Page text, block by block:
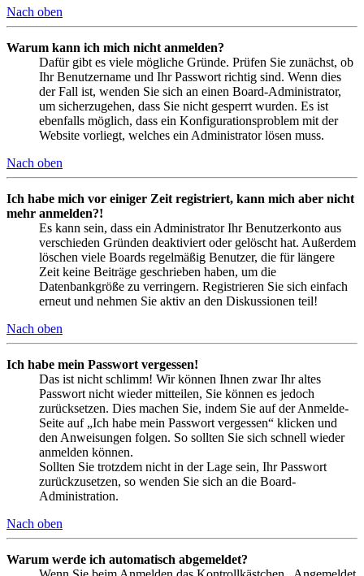
Nach oben
Warum kann ich mich nicht anmelden?
Dafür gibt es viele mögliche Gründe. Prüfen Sie zunächst, ob
Ihr Benutzername und Ihr Passwort richtig sind. Wenn dies
der Fall ist, wenden Sie sich an einen Board-Administrator,
um sicherzugehen, dass Sie nicht gesperrt wurden. Es ist
ebenfalls möglich, dass ein Konfigurationsproblem mit der
Website vorliegt, welches ein Administrator lösen muss.
Nach oben
Ich habe mich vor einiger Zeit registriert, kann mich aber nicht
mehr anmelden?!
Es kann sein, dass ein Administrator Ihr Benutzerkonto aus
verschieden Gründen deaktiviert oder gelöscht hat. Außerdem
löschen viele Boards regelmäßig Benutzer, die für längere
Zeit keine Beiträge geschrieben haben, um die
Datenbankgröße zu verringern. Registrieren Sie sich einfach
erneut und nehmen Sie aktiv an den Diskussionen teil!
Nach oben
Ich habe mein Passwort vergessen!
Das ist nicht schlimm! Wir können Ihnen zwar Ihr altes
Passwort nicht wieder mitteilen, Sie können es jedoch
zurücksetzen. Dies machen Sie, indem Sie auf der Anmelde-
Seite auf „Ich habe mein Passwort vergessen“ klicken und
den Anweisungen folgen. So sollten Sie sich schnell wieder
anmelden können.
Sollten Sie trotzdem nicht in der Lage sein, Ihr Passwort
zurückzusetzen, so wenden Sie sich an die Board-
Administration.
Nach oben
Warum werde ich automatisch abgemeldet?